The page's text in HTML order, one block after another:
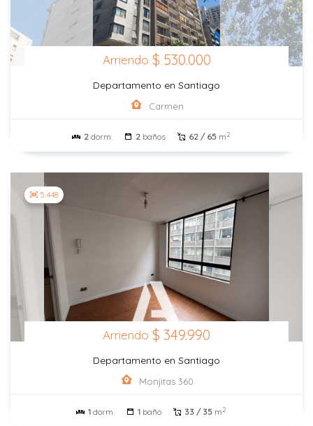
Arriendo $ 530.000
Departamento en Santiago
Carmen
2 dorm. 2 baños 62 / 65 m2
5.448
Arriendo $ 349.990
Departamento en Santiago
Monjitas 360
1 dorm. 1 baño 33 / 35 m2